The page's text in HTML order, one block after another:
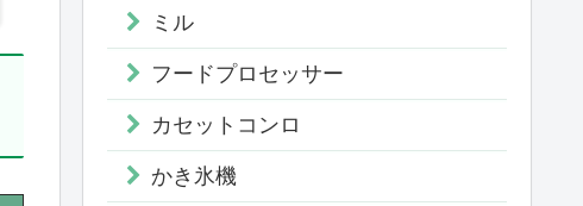
ミル
フードプロセッサー
カセットコンロ
かき氷機